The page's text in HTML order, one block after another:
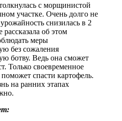
с морщинистой
участке. Очень долго не
снизилась в 2
рассказала об этом
меры
без сожаления
ботву. Ведь она сможет
Только своевременное
спасти картофель.
на ранних этапах